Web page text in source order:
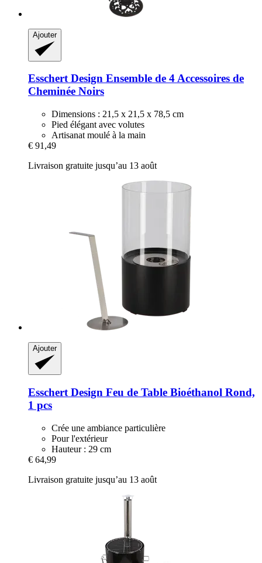
Ajouter
Esschert Design Ensemble de 4 Accessoires de
Cheminée Noirs
Dimensions : 21,5 x 21,5 x 78,5 cm
Pied élégant avec volutes
Artisanat moulé à la main
€ 91,49
Livraison gratuite jusqu’au 13 août
Ajouter
Esschert Design Feu de Table Bioéthanol Rond,
1 pcs
Crée une ambiance particulière
Pour l'extérieur
Hauteur : 29 cm
€ 64,99
Livraison gratuite jusqu’au 13 août